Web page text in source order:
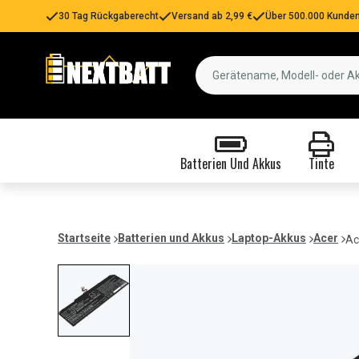
30 Tag Rückgaberecht Versand ab 2,99 € Über 500.000
Batterien Und Akkus Tinte
Startseite Batterien und Akkus Laptop-Akkus Acer